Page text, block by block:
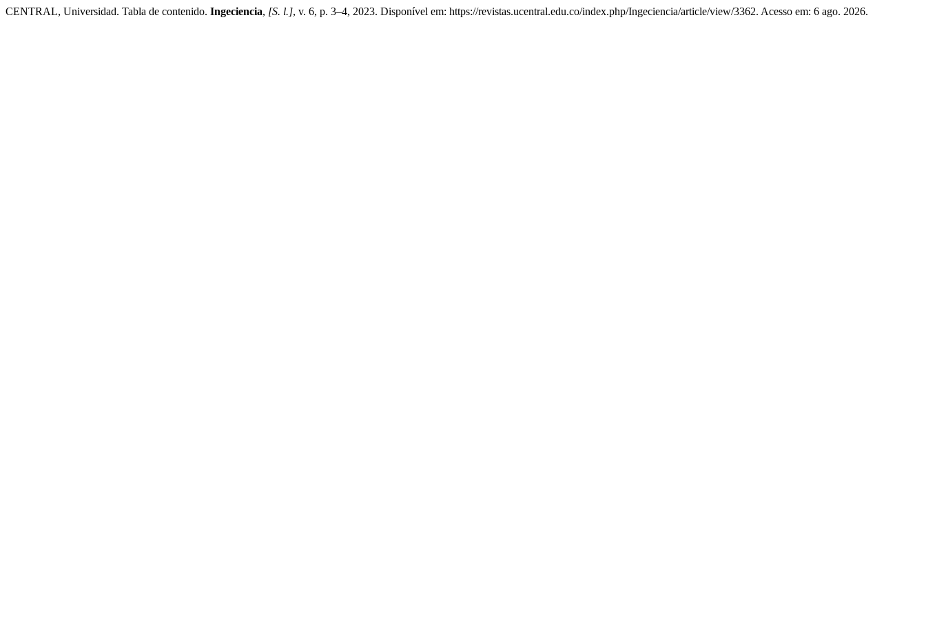
CENTRAL, Universidad. Tabla de contenido. Ingeciencia, [S. l.], v. 6, p. 3–4, 2023. Disponível em: https://revistas.ucentral.edu.co/index.php/Ingeciencia/article/view/3362. Acesso em: 6 ago. 2026.